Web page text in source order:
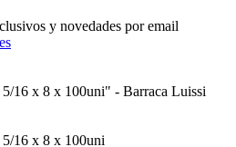
y novedades por email